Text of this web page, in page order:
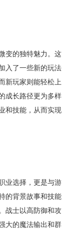
变的独特魅力。这
入了一些新的玩法
新玩家则能轻松上
成长路径更为多样
和技能，从而实现
业选择，更是与游
的背景故事和技能
战士以高防御和攻
大的魔法输出和群